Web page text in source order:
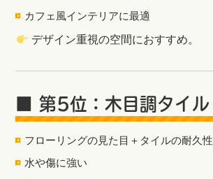
カフェ風インテリアに最適
デザイン重視の空間におすすめ。
■ 第5位：木目調タイル
フローリングの見た目＋タイルの耐久性
水や傷に強い